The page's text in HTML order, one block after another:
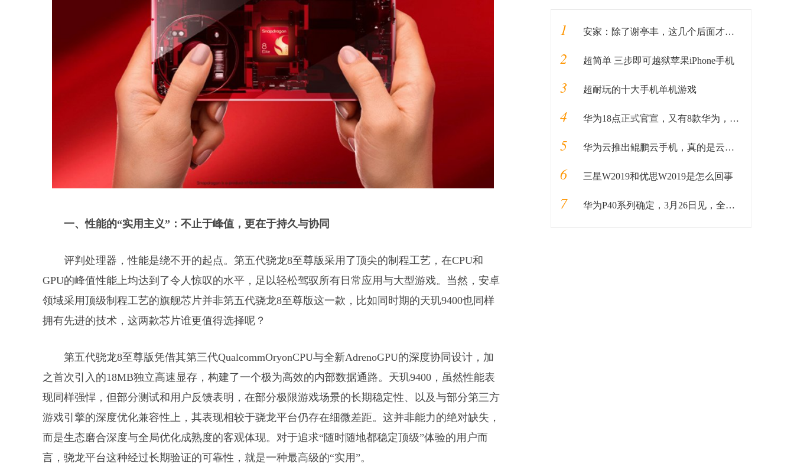
一、性能的“实用主义”：不止于峰值，更在于持久与协同
评判处理器，性能是绕不开的起点。第五代骁龙8至尊版采用了顶尖的制程工艺，在CPU和
GPU的峰值性能上均达到了令人惊叹的水平，足以轻松驾驭所有日常应用与大型游戏。当然，安卓
领域采用顶级制程工艺的旗舰芯片并非第五代骁龙8至尊版这一款，比如同时期的天玑9400也同样
拥有先进的技术，这两款芯片谁更值得选择呢？
第五代骁龙8至尊版凭借其第三代QualcommOryonCPU与全新AdrenoGPU的深度协同设计，加
之首次引入的18MB独立高速显存，构建了一个极为高效的内部数据通路。天玑9400，虽然性能表
现同样强悍，但部分测试和用户反馈表明，在部分极限游戏场景的长期稳定性、以及与部分第三方
游戏引擎的深度优化兼容性上，其表现相较于骁龙平台仍存在细微差距。这并非能力的绝对缺失，
而是生态磨合深度与全局优化成熟度的客观体现。对于追求“随时随地都稳定顶级”体验的用户而
言，骁龙平台这种经过长期验证的可靠性，就是一种最高级的“实用”。
1 安家：除了谢亭丰，这几个后面才出现的老戏骨，比孙俪演得还出彩
2 超简单 三步即可越狱苹果iPhone手机
3 超耐玩的十大手机单机游戏
4 华为18点正式官宣，又有8款华为，开始适配最新华为手机系统！
5 华为云推出鲲鹏云手机，真的是云上的虚拟手机？
6 三星W2019和优思W2019是怎么回事
7 华为P40系列确定，3月26日见，全球最强的5G手机